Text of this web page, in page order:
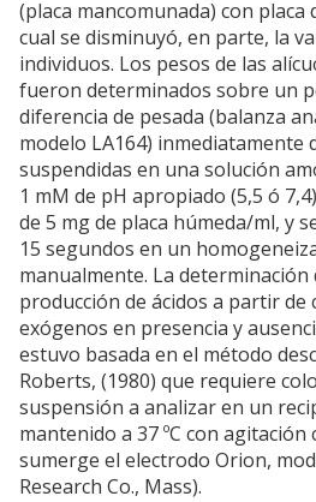
(placa mancomunada) con placa
cual se disminuyó, en parte, la
individuos. Los pesos de las
fueron determinados sobre un
diferencia de pesada (balanza
modelo LA164) inmediatamente
suspendidas en una solución
1 mM de pH apropiado (5,5 ó
de 5 mg de placa húmeda/ml, y
15 segundos en un
manualmente. La determinación
producción de ácidos a partir
exógenos en presencia y
estuvo basada en el método
Roberts, (1980) que requiere
suspensión a analizar en un
mantenido a 37 ºC con
sumerge el electrodo Orion,
Research Co., Mass).